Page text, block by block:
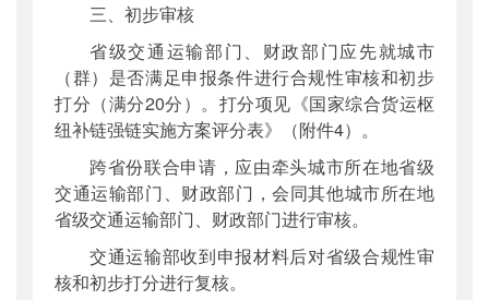
三、初步审核
省级交通运输部门、财政部门应先就城市
（群）是否满足申报条件进行合规性审核和初步
打分（满分20分）。打分项见《国家综合货运枢
纽补链强链实施方案评分表》（附件4）。
跨省份联合申请，应由牵头城市所在地省级
交通运输部门、财政部门，会同其他城市所在地
省级交通运输部门、财政部门进行审核。
交通运输部收到申报材料后对省级合规性审
核和初步打分进行复核。